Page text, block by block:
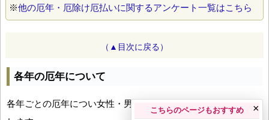
※他の厄年・厄除け厄払いに関するアンケート一覧はこちら
（▲目次に戻る）
各年の厄年について
各年ごとの厄年につい女性・男性の年齢早見表とともにお伝え
こちらのページもおすすめ ×